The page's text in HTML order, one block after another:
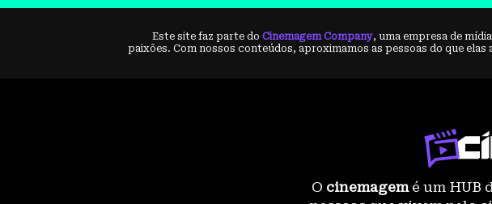
Este site faz parte doCinemagem Company, uma empresa de
paixões. Com nossos conteúdos, aproximamos as pessoas do que elas
O cinemagemé um HUB